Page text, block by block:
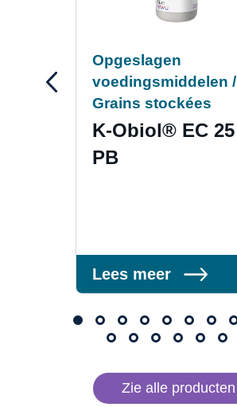
Opgeslagen
voedingsmiddelen /
Grains stockées
K-Obiol® EC 25
PB
Lees meer
Zie alle producten